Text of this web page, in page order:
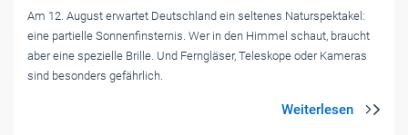
Am 12. August erwartet Deutschland ein seltenes Naturspektakel:
eine partielle Sonnenfinsternis. Wer in den Himmel schaut, braucht
aber eine spezielle Brille. Und Ferngläser, Teleskope oder Kameras
sind besonders gefährlich.